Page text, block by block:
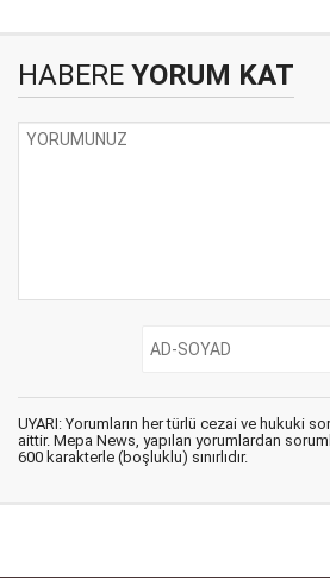
HABERE YORUM KAT
UYARI: Yorumların her türlü cezai ve hukuki
aittir. Mepa News, yapılan yorumlardan
600 karakterle (boşluklu) sınırlıdır.